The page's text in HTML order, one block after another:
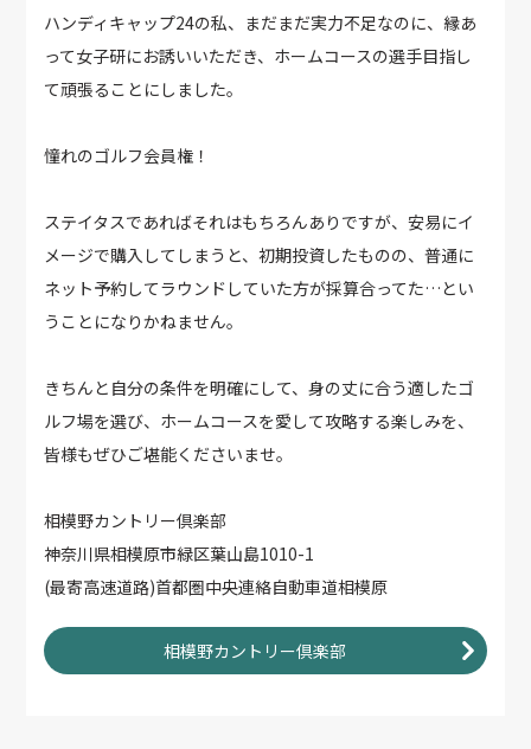
ハンディキャップ24の私、まだまだ実力不足なのに、縁あ
って女子研にお誘いいただき、ホームコースの選手目指し
て頑張ることにしました。
憧れのゴルフ会員権！
ステイタスであればそれはもちろんありですが、安易にイ
メージで購入してしまうと、初期投資したものの、普通に
ネット予約してラウンドしていた方が採算合ってた…とい
うことになりかねません。
きちんと自分の条件を明確にして、身の丈に合う適したゴ
ルフ場を選び、ホームコースを愛して攻略する楽しみを、
皆様もぜひご堪能くださいませ。
相模野カントリー倶楽部
神奈川県相模原市緑区葉山島1010-1
(最寄高速道路)首都圏中央連絡自動車道相模原
相模野カントリー倶楽部